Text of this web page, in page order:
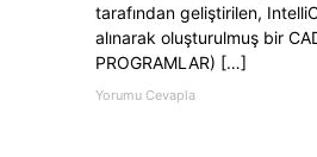
tarafından geliştirilen,
alınarak oluşturulmuş bir
PROGRAMLAR) […]
Yorumu Cevapla